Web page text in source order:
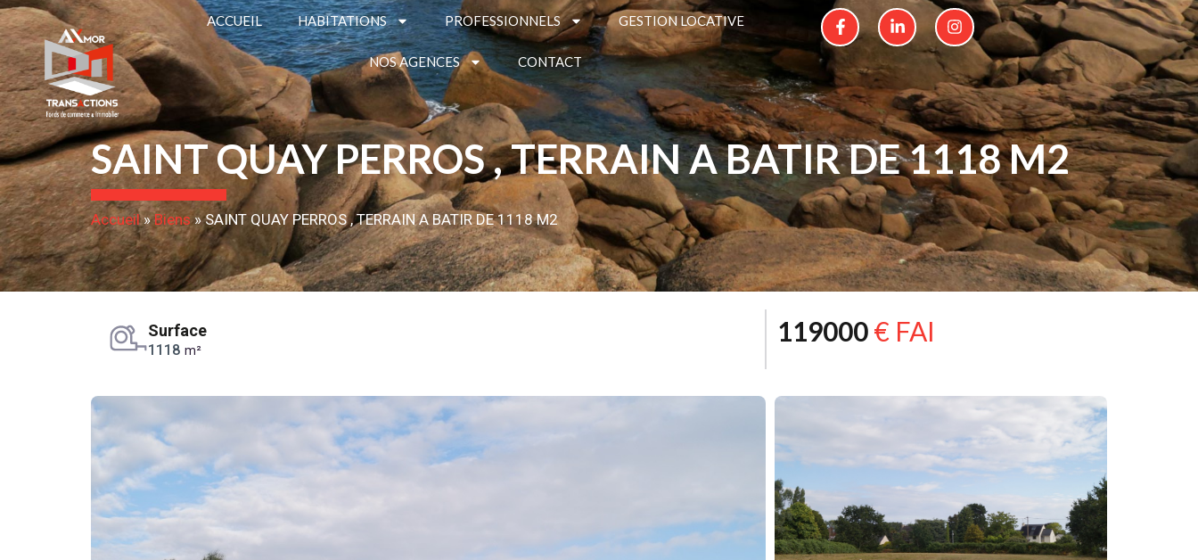
ACCUEIL HABITATIONS PROFESSIONNELS GESTION LOCATIVE
NOS AGENCES CONTACT
SAINT QUAY PERROS , TERRAIN A BATIR DE 1118 M2
Accueil»Biens»SAINT QUAY PERROS , TERRAIN A BATIR DE 1118 M2
Surface
1118 m²
119000€ FAI